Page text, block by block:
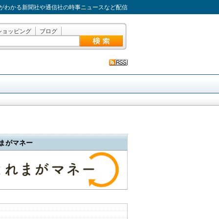
わかる新聞社や通信社の時事ニュースなど配信
ョッピング ブログ
がマネー